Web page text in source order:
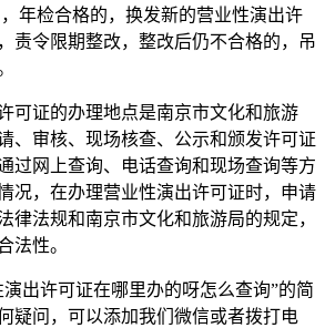
，年检合格的，换发新的营业性演出许
责令限期整改，整改后仍不合格的，吊
可证的办理地点是南京市文化和旅游
、审核、现场核查、公示和颁发许可证
过网上查询、电话查询和现场查询等方
况，在办理营业性演出许可证时，申请
律法规和南京市文化和旅游局的规定，
法性。
出许可证在哪里办的呀怎么查询”的简
疑问，可以添加我们微信或者拨打电